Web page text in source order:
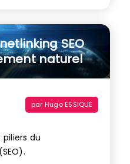
SEO
naturel
par Hugo ESSIQUE
piliers du